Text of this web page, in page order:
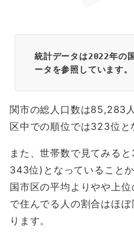
統計データは2022年の
ータを参照しています。
関市の総人口数は85,283
区中での順位では323位と
また、世帯数で見てみる
343位)となっていること
国市区の平均よりやや上
で住んでる人の割合はほ
ります。